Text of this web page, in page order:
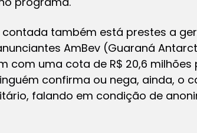
contada também está prestes a
AmBev (Guaraná
com uma cota de R$ 20,6
confirma ou nega, ainda, o
falando em condição de